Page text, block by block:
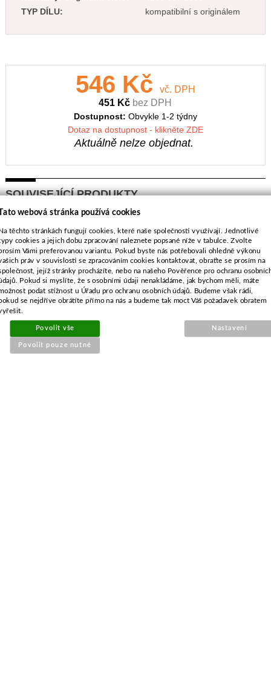
TYP DÍLU:
kompatibilní s originálem
546 Kč
vč. DPH
451 Kč bez DPH
Dostupnost: Obvykle 1-2 týdny
Dotaz na dostupnost - klikněte ZDE
Aktuálně nelze objednat.
SOUVISEJÍCÍ PRODUKTY
Silenblok pro Dolmar PS5000
webová stránka používá cookies
těchto stránkách fungují cookies, které naše společnosti využívají. Jednotlivé
cookies a jejich dobu zpracování naleznete popsané níže v tabulce. Zvolte
Vámi preferovanou variantu. Pokud byste nás potřebovali ohledně výkonu
práv v souvislosti se zpracováním cookies kontaktovat, obraťte se prosím na
jejíž stránky procházíte, nebo na našeho Pověřence pro ochranu
Pokud si myslíte, že s osobními údaji nenakládáme, jak bychom měli, máte
podat stížnost u Úřadu pro ochranu osobních údajů. Budeme však rádi,
se nejdříve obrátíte přímo na nás a budeme tak moct Váš požadavek obratem
Povolit vše
Povolit pouze nutné
Nastavení